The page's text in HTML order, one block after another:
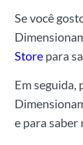
Se você
Store para
Em seguida,
e para saber